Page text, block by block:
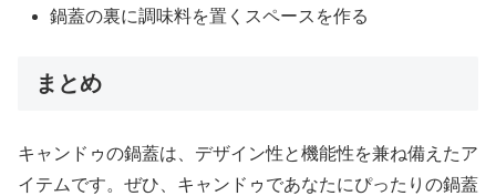
鍋蓋の裏に調味料を置くスペースを作る
まとめ
キャンドゥの鍋蓋は、デザイン性と機能性を兼ね備えたア
イテムです。ぜひ、キャンドゥであなたにぴったりの鍋蓋